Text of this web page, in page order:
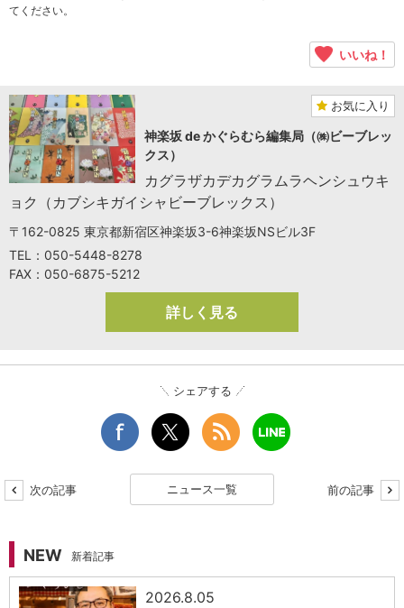
てください。
いいね！
お気に入り
神楽坂 de かぐらむら編集局（㈱ビーブレッ
クス）
カグラザカデカグラムラヘンシュウキ
ョク（カブシキガイシャビーブレックス）
〒162-0825 東京都新宿区神楽坂3-6神楽坂NSビル3F
TEL：050-5448-8278
FAX：050-6875-5212
詳しく見る
シェアする
次の記事 ニュース一覧 前の記事
NEW 新着記事
2026.8.05